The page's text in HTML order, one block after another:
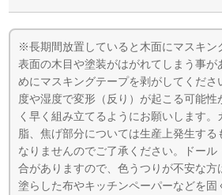
※長期間放置していると木面にマスキン
表面の木目や塗装がはがれてしまう事が
めにマスキングテープを剥がしてくださ
度や湿度で変形（反り）が起こる可能
く早く組み立てるようにお願いします
脂、焦げ部分については生産上発生する
なりませんのでご了承ください。ドー
合がありますので、色うつりが不安な方
塗らした布やキッチンペーパーなどを固